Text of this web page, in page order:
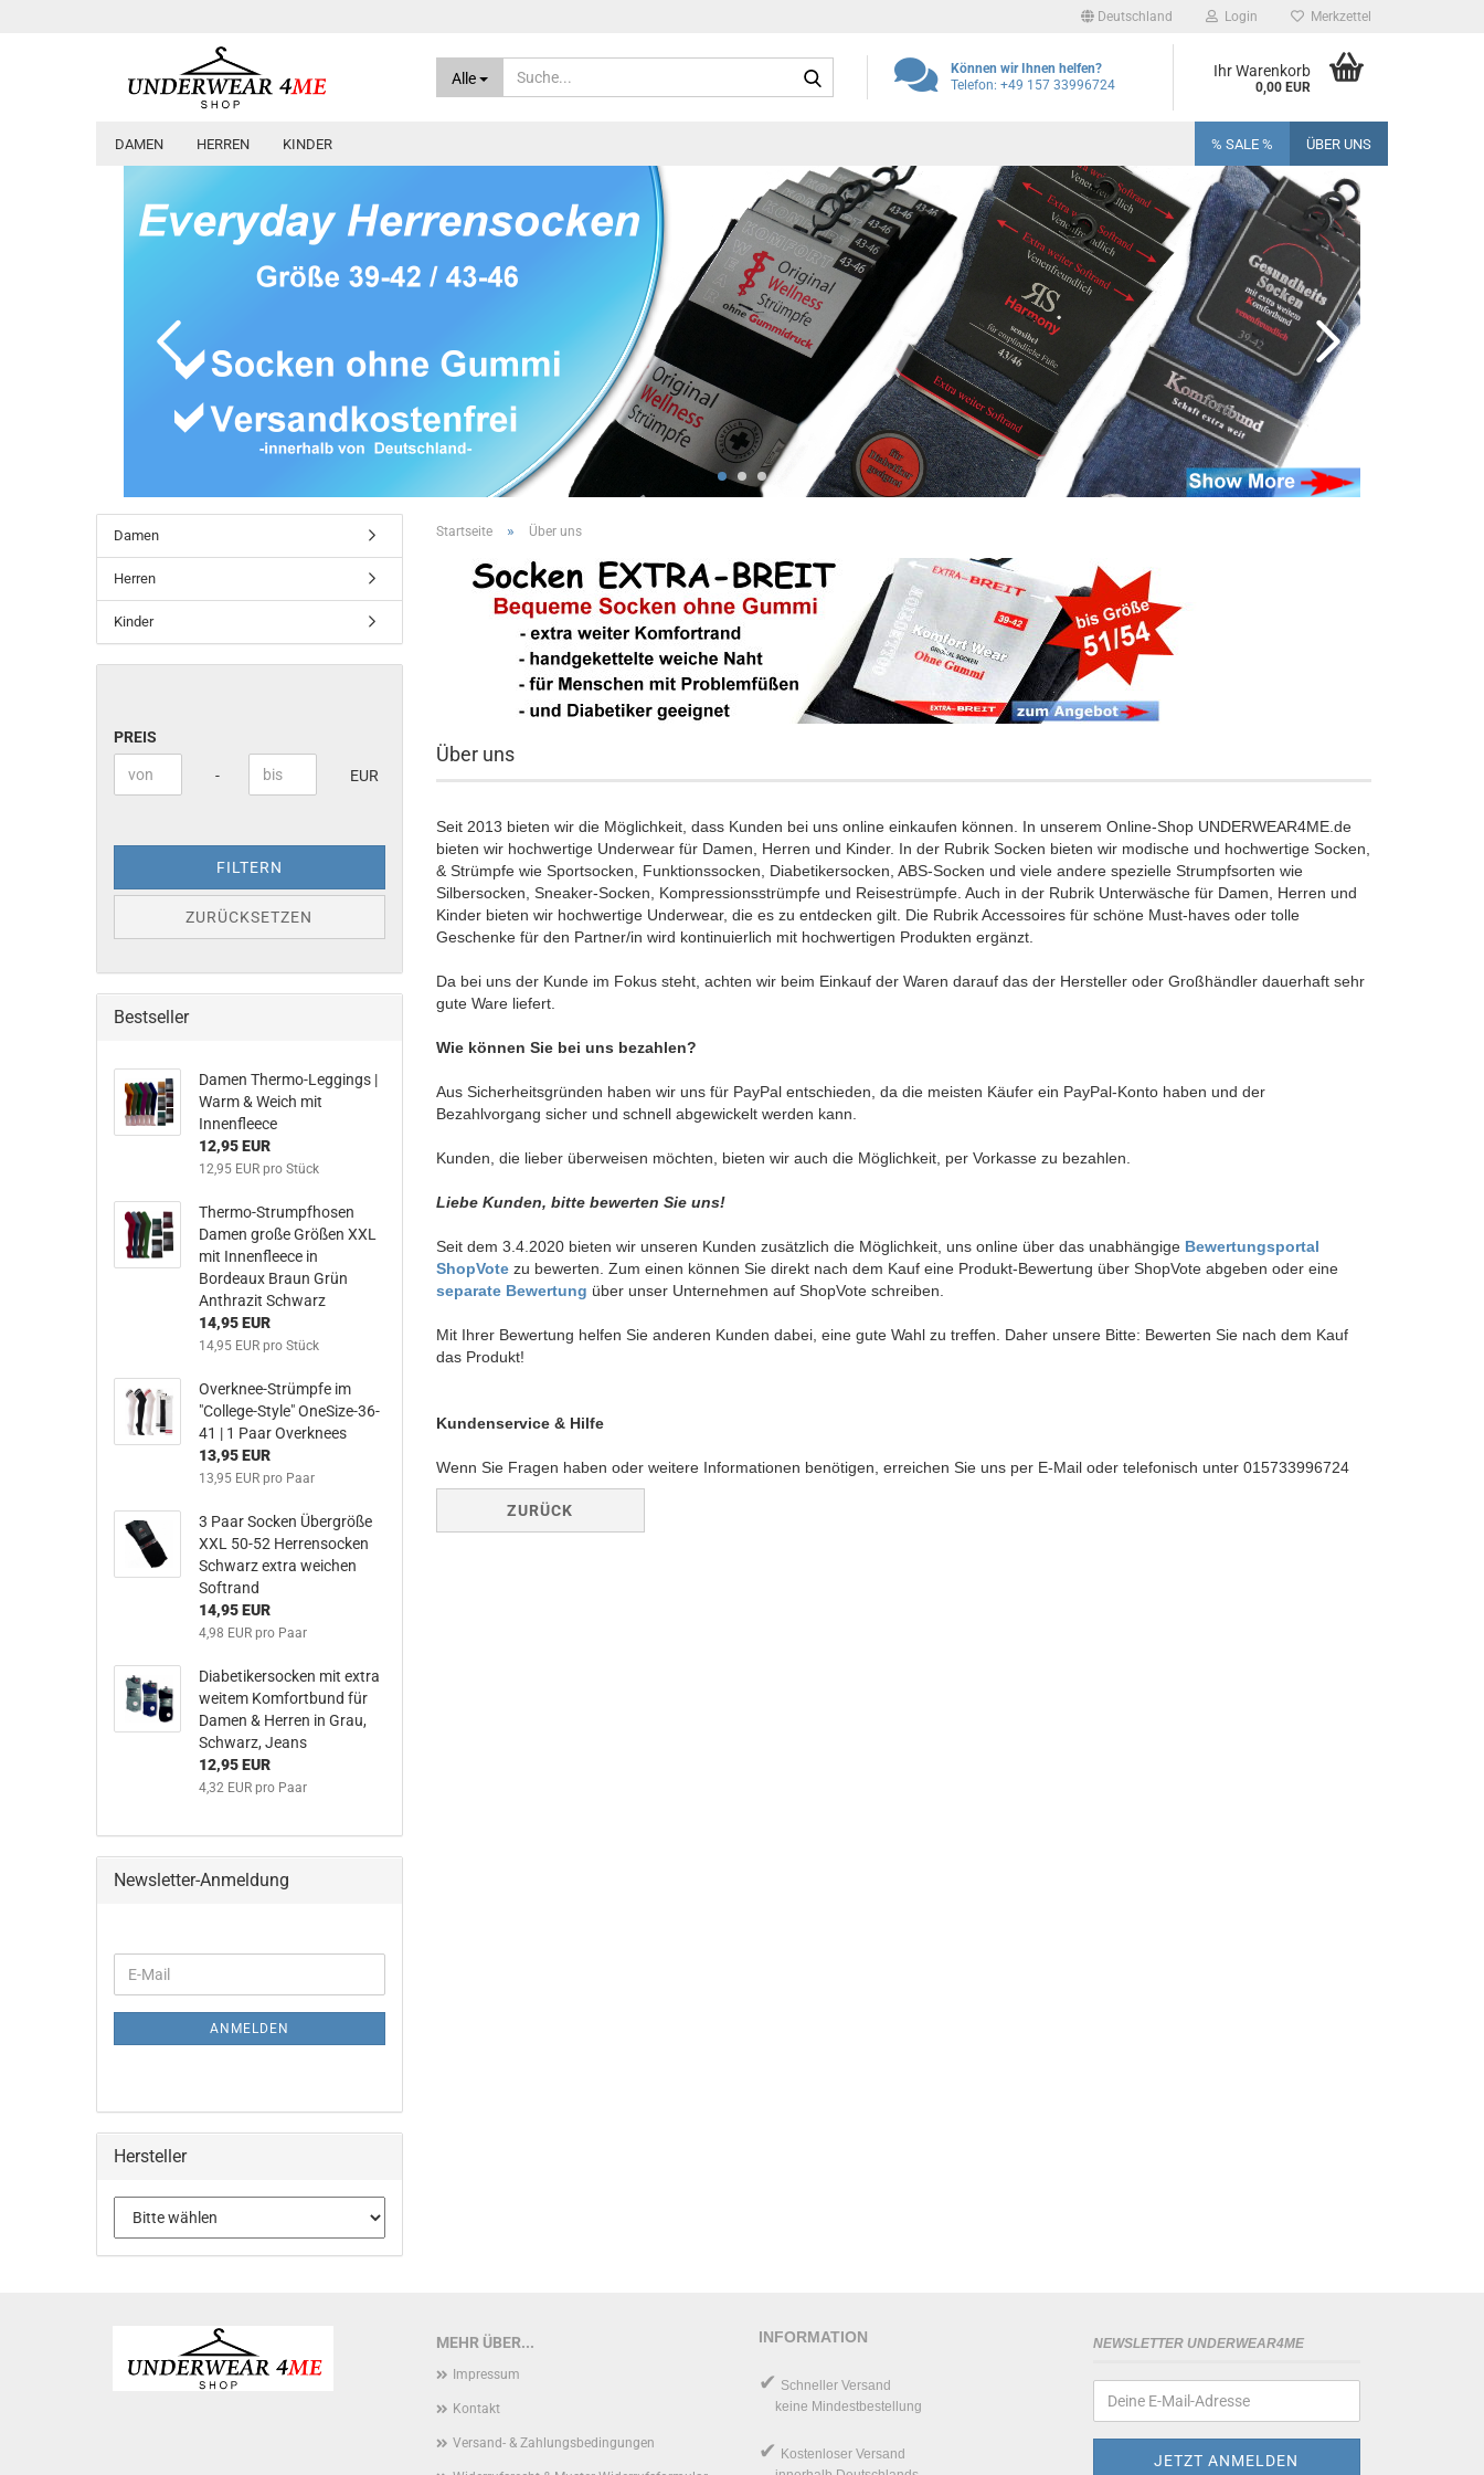
Deutschland Login Merkzettel
Alle
Können wir Ihnen helfen?
Telefon: +49 157 33996724
Ihr Warenkorb
0,00 EUR
DAMEN HERREN KINDER % SALE % ÜBER UNS
Startseite » Über uns
Über uns
Seit 2013 bieten wir die Möglichkeit, dass Kunden bei uns online einkaufen können. In unserem Online-Shop UNDERWEAR4ME.de
bieten wir hochwertige Underwear für Damen, Herren und Kinder. In der Rubrik Socken bieten wir modische und hochwertige Socken,
& Strümpfe wie Sportsocken, Funktionssocken, Diabetikersocken, ABS-Socken und viele andere spezielle Strumpfsorten wie
Silbersocken, Sneaker-Socken, Kompressionsstrümpfe und Reisestrümpfe. Auch in der Rubrik Unterwäsche für Damen, Herren und
Kinder bieten wir hochwertige Underwear, die es zu entdecken gilt. Die Rubrik Accessoires für schöne Must-haves oder tolle
Geschenke für den Partner/in wird kontinuierlich mit hochwertigen Produkten ergänzt.
Da bei uns der Kunde im Fokus steht, achten wir beim Einkauf der Waren darauf das der Hersteller oder Großhändler dauerhaft sehr
gute Ware liefert.
Wie können Sie bei uns bezahlen?
Aus Sicherheitsgründen haben wir uns für PayPal entschieden, da die meisten Käufer ein PayPal-Konto haben und der
Bezahlvorgang sicher und schnell abgewickelt werden kann.
Kunden, die lieber überweisen möchten, bieten wir auch die Möglichkeit, per Vorkasse zu bezahlen.
Liebe Kunden, bitte bewerten Sie uns!
Seit dem 3.4.2020 bieten wir unseren Kunden zusätzlich die Möglichkeit, uns online über das unabhängige Bewertungsportal
ShopVotezu bewerten. Zum einen können Sie direkt nach dem Kauf eine Produkt-Bewertung über ShopVote abgeben oder eine
separate Bewertung über unser Unternehmen auf ShopVote schreiben.
Mit Ihrer Bewertung helfen Sie anderen Kunden dabei, eine gute Wahl zu treffen. Daher unsere Bitte: Bewerten Sie nach dem Kauf
das Produkt!
Kundenservice & Hilfe
Wenn Sie Fragen haben oder weitere Informationen benötigen, erreichen Sie uns per E-Mail oder telefonisch unter 015733996724
ZURÜCK
Damen
Herren
Kinder
PREIS
Preis bis - EUR
FILTERN
ZURÜCKSETZEN
Bestseller
Damen Thermo-Leggings |
Warm & Weich mit
Innenfleece
12,95 EUR
12,95 EUR pro Stück
Thermo-Strumpfhosen
Damen große Größen XXL
mit Innenfleece in
Bordeaux Braun Grün
Anthrazit Schwarz
14,95 EUR
14,95 EUR pro Stück
Overknee-Strümpfe im
"College-Style" OneSize-36-
41 | 1 Paar Overknees
13,95 EUR
13,95 EUR pro Paar
3 Paar Socken Übergröße
XXL 50-52 Herrensocken
Schwarz extra weichen
Softrand
14,95 EUR
4,98 EUR pro Paar
Diabetikersocken mit extra
weitem Komfortbund für
Damen & Herren in Grau,
Schwarz, Jeans
12,95 EUR
4,32 EUR pro Paar
Newsletter-Anmeldung
ZUR
E-
Mail
ANMELDEN
Hersteller
MEHR ÜBER...
Impressum
Kontakt
Versand- & Zahlungsbedingungen
INFORMATION
✔ Schneller Versand
keine Mindestbestellung
✔ Kostenloser Versand
NEWSLETTER UNDERWEAR4ME